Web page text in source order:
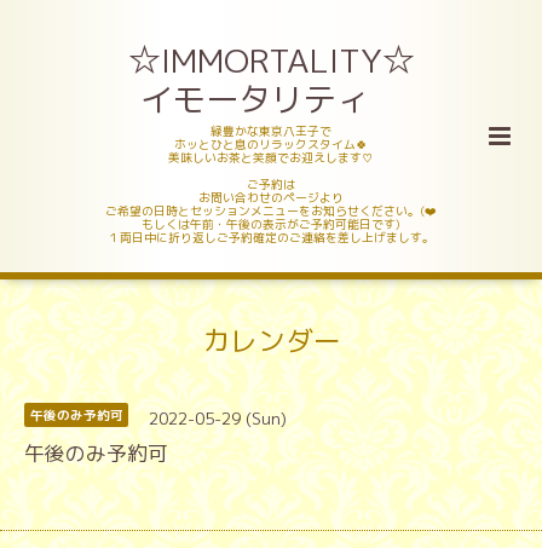
☆IMMORTALITY☆
イモータリティ
緑豊かな東京八王子で
ホッとひと息のリラックスタイム🍀
美味しいお茶と笑顔でお迎えします♡
ご予約は
お問い合わせのページより
ご希望の日時とセッションメニューをお知らせください。(❤️
もしくは午前・午後の表示がご予約可能日です)
１両日中に折り返しご予約確定のご連絡を差し上げましす。
カレンダー
午後のみ予約可 2022-05-29 (Sun)
午後のみ予約可